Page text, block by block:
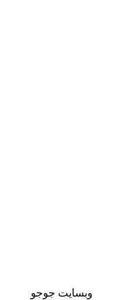
وبسایت جوجو